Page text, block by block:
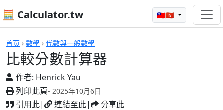
🧮 Calculator.tw 🇹🇼🇭🇰
首页 › 數學 › 代數與一般數學
比較分數計算器
作者: Henrick Yau
列印此頁- 2025年10月6日
引用此| 連結至此| 分享此
計算機